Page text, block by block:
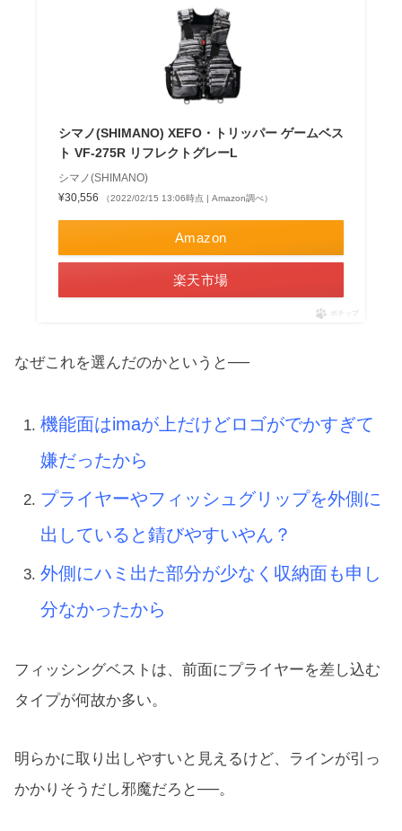
シマノ(SHIMANO) XEFO・トリッパー ゲームベス
ト VF-275R リフレクトグレーL
シマノ(SHIMANO)
¥30,556
（2022/02/15 13:06時点 | Amazon調べ）
Amazon
楽天市場
ポチップ
なぜこれを選んだのかというと──
機能面はimaが上だけどロゴがでかすぎて
嫌だったから
プライヤーやフィッシュグリップを外側に
出していると錆びやすいやん？
外側にハミ出た部分が少なく収納面も申し
分なかったから
フィッシングベストは、前面にプライヤーを差し込む
タイプが何故か多い。
明らかに取り出しやすいと見えるけど、ラインが引っ
かかりそうだし邪魔だろと──。